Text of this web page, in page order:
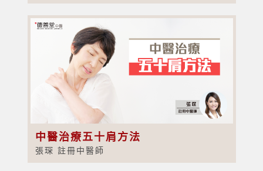
中醫治療五十肩方法
張琛 註冊中醫師